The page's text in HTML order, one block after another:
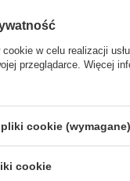
kupić go w
w celu realizacji
przeglądarce. Więcej
cookie (wymagane)
cookie